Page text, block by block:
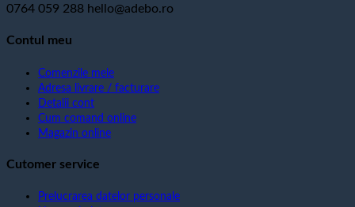
0764 059 288 hello@adebo.ro
Contul meu
Comenzile mele
Adresa livrare / facturare
Detalii cont
Cum comand online
Magazin online
Cutomer service
Prelucrarea datelor personale